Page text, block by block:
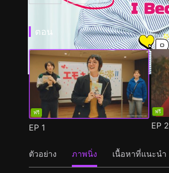
ตอน
ฟรี
EP 1
ฟรี
EP 2
ตัวอย่าง ภาพนิ่ง เนื้อหาที่แนะนำ